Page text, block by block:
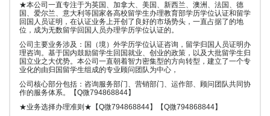
★本公司一直专注于为英国、加拿大、美国、新西兰、澳洲、法国、德
国、爱尔兰、意大利等国家各高校留学生办理教育部学历学位认证和留学
回国人员证明，在认证业务上开创了良好的市场势头，一直占据了的地
位，成为无数留学回国人员办理学历学位认证的。
公司主要业务涉及：国（境）外学历学位认证咨询，留学归国人员证明办
理咨询。基于国内鼓励留学生回国就业、创业的政策，以及大批留学生归
国立业之大优势。本公司一直朝着智力密集型的方向转型，建立了一个专
业化的由归国留学生组成的专业顾问团队为中心，
公司核心部分包括：咨询服务部门、营销部门、运作部、顾问团队共同协
作的服务体系。【Q微794868844】
★业务选择办理准则★【Q微794868844】【Q微794868844】